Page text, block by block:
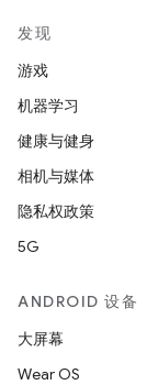
发现
游戏
机器学习
健康与健身
相机与媒体
隐私权政策
5G
ANDROID 设备
大屏幕
Wear OS